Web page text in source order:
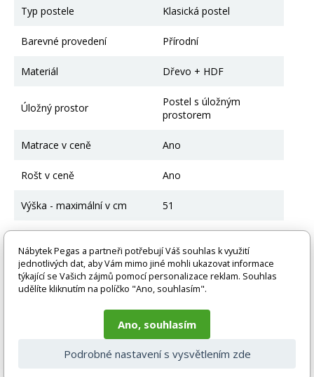
Typ postele Klasická postel
Barevné provedení Přírodní
Materiál Dřevo + HDF
Úložný prostor
Postel s úložným
prostorem
Matrace v ceně Ano
Rošt v ceně Ano
Výška - maximální v cm 51
Délka v cm 164,5
Šířka v cm 86
Spací plocha 80 x 160 cm
Související produkty
Nábytek Pegas a partneři potřebují Váš souhlas k využití
jednotlivých dat, aby Vám mimo jiné mohli ukazovat informace
týkající se Vašich zájmů pomocí personalizace reklam. Souhlas
udělíte kliknutím na políčko "Ano, souhlasím".
Ano, souhlasím
Podrobné nastavení s vysvětlením zde